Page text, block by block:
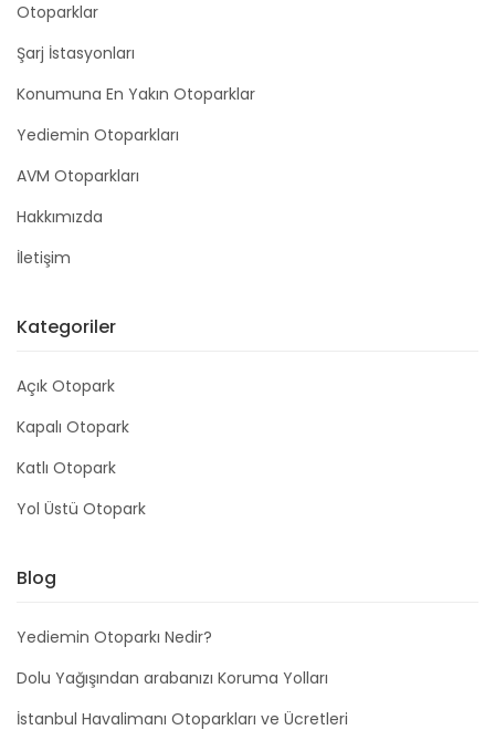
Otoparklar
Şarj İstasyonları
Konumuna En Yakın Otoparklar
Yediemin Otoparkları
AVM Otoparkları
Hakkımızda
İletişim
Kategoriler
Açık Otopark
Kapalı Otopark
Katlı Otopark
Yol Üstü Otopark
Blog
Yediemin Otoparkı Nedir?
Dolu Yağışından arabanızı Koruma Yolları
İstanbul Havalimanı Otoparkları ve Ücretleri